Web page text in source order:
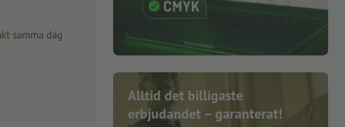
samma dag
Alltid det billigaste
erbjudandet – garanterat!